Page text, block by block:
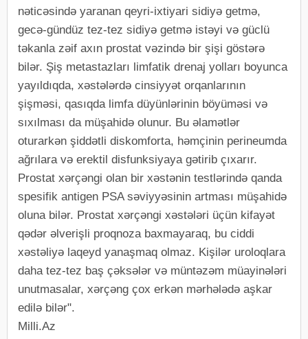
nəticəsində yaranan qeyri-ixtiyari sidiyə getmə,
gecə-gündüz tez-tez sidiyə getmə istəyi və güclü
təkanla zəif axın prostat vəzində bir şişi göstərə
bilər. Şiş metastazları limfatik drenaj yolları boyunca
yayıldıqda, xəstələrdə cinsiyyət orqanlarının
şişməsi, qasıqda limfa düyünlərinin böyüməsi və
sıxılması da müşahidə olunur. Bu əlamətlər
oturarkən şiddətli diskomforta, həmçinin perineumda
ağrılara və erektil disfunksiyaya gətirib çıxarır.
Prostat xərçəngi olan bir xəstənin testlərində qanda
spesifik antigen PSA səviyyəsinin artması müşahidə
oluna bilər. Prostat xərçəngi xəstələri üçün kifayət
qədər əlverişli proqnoza baxmayaraq, bu ciddi
xəstəliyə laqeyd yanaşmaq olmaz. Kişilər uroloqlara
daha tez-tez baş çəksələr və müntəzəm müayinələri
unutmasalar, xərçəng çox erkən mərhələdə aşkar
edilə bilər".
Milli.Az